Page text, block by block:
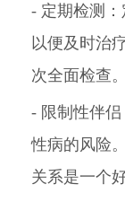
- 定期检测：
以便及时治
次全面检查。
- 限制性伴
性病的风险
关系是一个